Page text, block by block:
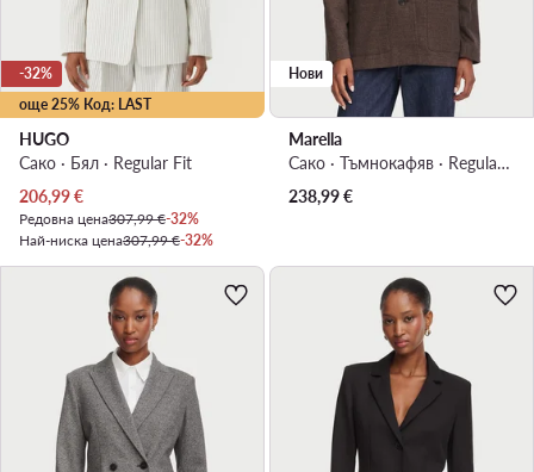
още 25% Код: LAST
-32%
HUGO
Сако · Бял · Regular Fit
Актуална цена
206,99€
Редовна цена307,99 €-32%
Най-ниска цена307,99 €-32%
Нови
Marella
Сако · Тъмнокафяв · Regular Fit
238,99€